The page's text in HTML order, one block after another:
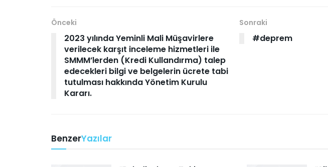
Önceki
2023 yılında Yeminli Mali Müşavirlere
verilecek karşıt inceleme hizmetleri ile
SMMM’lerden (Kredi Kullandırma) talep
edecekleri bilgi ve belgelerin ücrete tabi
tutulması hakkında Yönetim Kurulu
Kararı.
Sonraki
#deprem
BenzerYazılar